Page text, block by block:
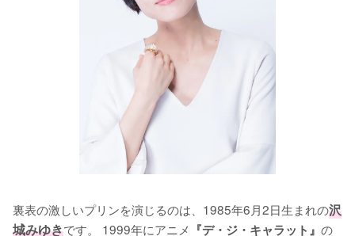
裏表の激しいプリンを演じるのは、1985年6月2日生まれの沢
城みゆきです。 1999年にアニメ 『デ・ジ・キャラット』 の